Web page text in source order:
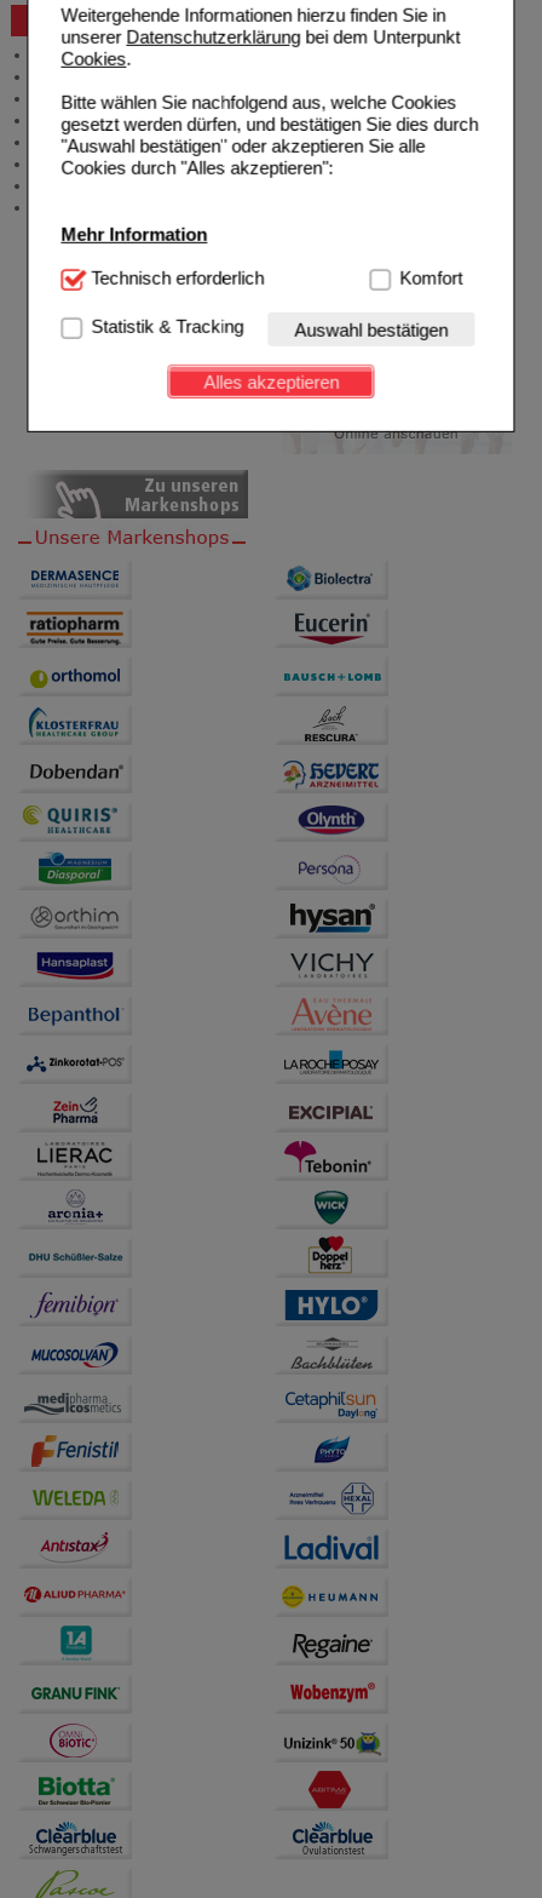
Weitergehende Informationen hierzu finden Sie in
unserer Datenschutzerklärungbei dem Unterpunkt
Cookies.
Bitte wählen Sie nachfolgend aus, welche Cookies
gesetzt werden dürfen, und bestätigen Sie dies durch
"Auswahl bestätigen" oder akzeptieren Sie alle
Cookies durch "Alles akzeptieren":
Mehr Information
Technisch Notwendig:Hierbei handelt es sich um
Website notwendig sind (z.B. Navigation, Warenkorb,
Kundenkonto), weshalb auf diese nicht verzichtet
werden kann.
Einkaufserlebnis noch ansprechender zu gestalten,
Besuchers oder unsere Seite an bevorzugte
Verhaltensweisen (z.B. Spracheinstellung)
anzupassen. Komfort-Cookies ermöglichen es uns
auch auf Ihre Bedürfnisse zugeschrittene Inhalte
anzuzeigen und unser Partnerprogramm zu
betreiben.
Statistik & Tracking:
Hierüber lassen sich
Informationen über die Art und Weise der Nutzung
unserer Website sammeln, mit deren Hilfe wir unsere
auf unserer Website aber auch die Werbung auf
Drittseiten möglichst relevant für Sie zu gestalten.
Bitte beachten Sie, dass Daten hierfür teilweise an
Dritte wie z.B. Google oder soziale Medien
Technisch erforderlich Komfort
Statistik & Tracking Auswahl bestätigen
Alles akzeptieren
Beratung und Service
Allgemeine Information
Meldung Arzneimittelrisiken
Zuzahlungsfreie Arzneien
Angebote & Downloads
Newsletter